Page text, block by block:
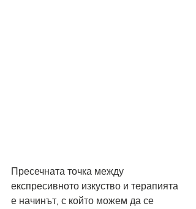
Пресечната точка между
експресивното изкуство и терапията
е начинът, с който можем да се